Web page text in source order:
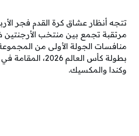
تتجه أنظار عشاق كرة القدم فجر
مرتقبة تجمع بين منتخب
منافسات الجولة الأولى من
بطولة كأس العالم
وكندا والمكسيك.